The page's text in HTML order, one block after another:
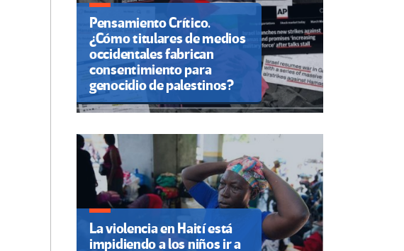
Pensamiento Crítico.
¿Cómo titulares de medios
occidentales fabrican
consentimiento para
genocidio de palestinos?
La violencia en Haití está
impidiendo a los niños ir a